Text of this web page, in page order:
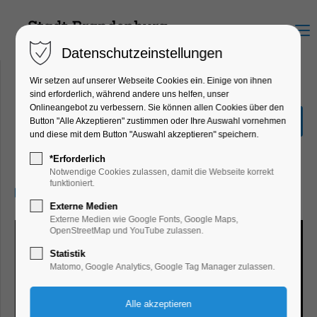
Menu
Sonderausstellung Eiszeit
Safari
Ausstellung
Datenschutzeinstellungen
Wir setzen auf unserer Webseite Cookies ein. Einige von ihnen
sind erforderlich, während andere uns helfen, unser
Onlineangebot zu verbessern. Sie können allen Cookies über den
Button "Alle Akzeptieren" zustimmen oder Ihre Auswahl vornehmen
und diese mit dem Button "Auswahl akzeptieren" speichern.
*Erforderlich
Notwendige Cookies zulassen, damit die Webseite korrekt
funktioniert.
Externe Medien
Externe Medien wie Google Fonts, Google Maps,
OpenStreetMap und YouTube zulassen.
Statistik
Matomo, Google Analytics, Google Tag Manager zulassen.